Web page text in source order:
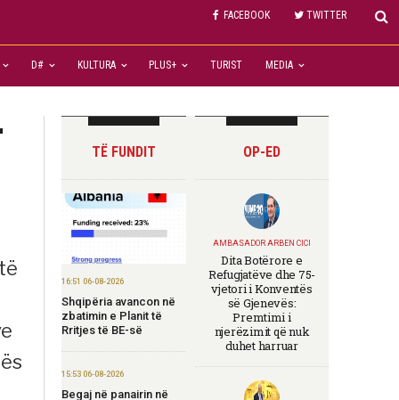
FACEBOOK TWITTER
D# KULTURA PLUS+ TURIST MEDIA
TË FUNDIT
16:51 06-08-2026
Shqipëria avancon në
zbatimin e Planit të
Rritjes të BE-së
15:53 06-08-2026
Begaj në panairin në
OP-ED
AMBASADOR ARBEN CICI
Dita Botërore e
Refugjatëve dhe 75-
vjetori i Konventës
së Gjenevës:
Premtimi i
njerëzimit që nuk
duhet harruar